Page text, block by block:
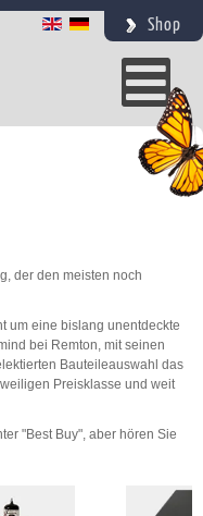
Shop
der den meisten noch
um eine bislang unentdeckte
bei Remton, mit seinen
Bauteileauswahl das
Preisklasse und weit
"Best Buy", aber hören Sie